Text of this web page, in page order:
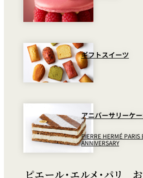
ギフトスイーツ
アニバーサリーケ
PIERRE HERMÉ PARIS
ANNIVERSARY
ピエール・エルメ・パリ